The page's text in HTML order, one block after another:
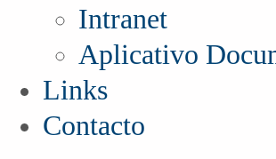
Intranet
Aplicativo
Links
Contacto